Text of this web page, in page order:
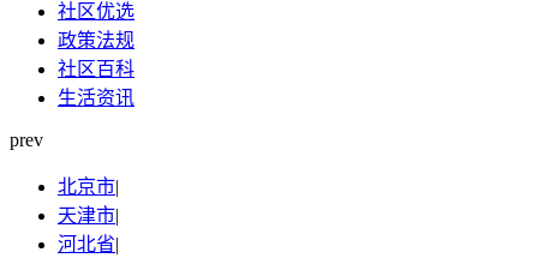
社区优选
政策法规
社区百科
生活资讯
prev
北京市|
天津市|
河北省|